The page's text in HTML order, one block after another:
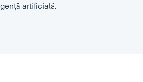
artificială.